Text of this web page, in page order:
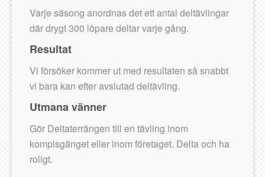
Varje säsong anordnas det ett antal deltävlingar
där drygt 300 löpare deltar varje gång.
Resultat
Vi försöker kommer ut med resultaten så snabbt
vi bara kan efter avslutad deltävling.
Utmana vänner
Gör Deltaterrängen till en tävling inom
kompisgänget eller inom företaget. Delta och ha
roligt.